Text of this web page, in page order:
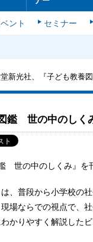
ント セミナー
新光社、『子ども教養
鑑 世の中のしく
世の中のしくみ』を
、普段から小学校の
場ならでの視点で、社
かりやすく解説した